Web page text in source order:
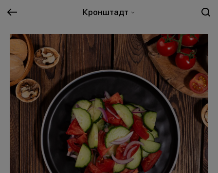
Кронштадт